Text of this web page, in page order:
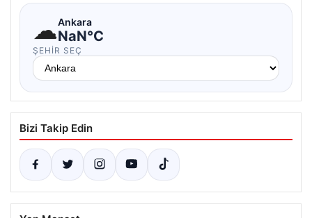
☁Ankara
NaN°C
ŞEHIR SEÇ
Bizi Takip Edin